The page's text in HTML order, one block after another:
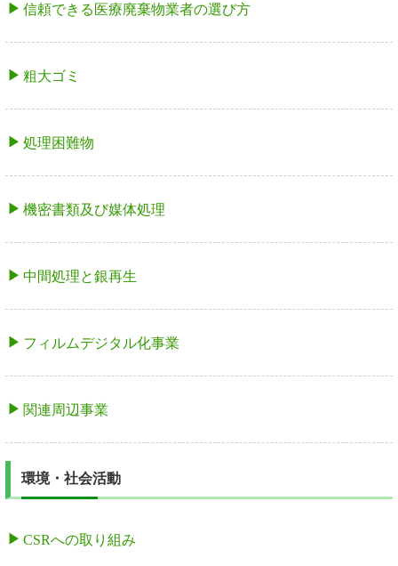
信頼できる医療廃棄物業者の選び方
粗大ゴミ
処理困難物
機密書類及び媒体処理
中間処理と銀再生
フィルムデジタル化事業
関連周辺事業
環境・社会活動
CSRへの取り組み